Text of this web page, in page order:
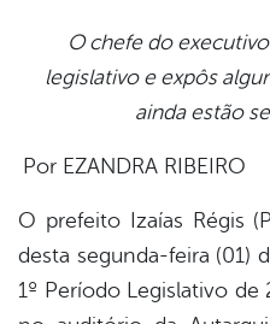
O chefe do
legislativo e expôs
ainda estão
Por EZANDRA RIBEIRO
O prefeito Izaías Régis
desta segunda-feira (01)
1º Período Legislativo